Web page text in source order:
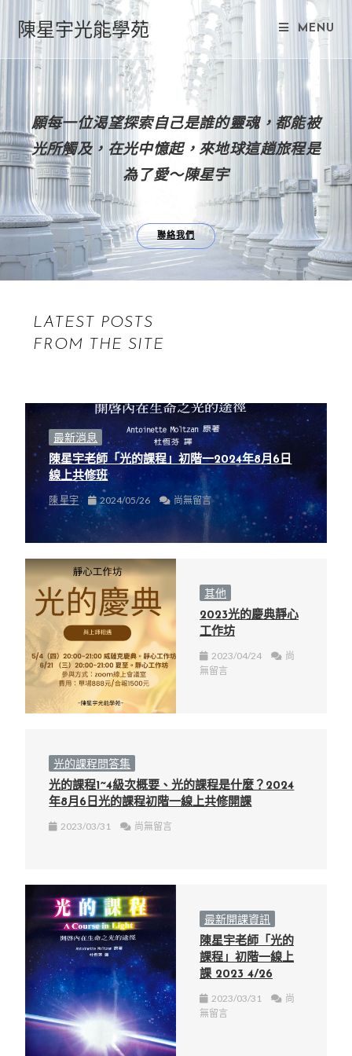
陳星宇光能學苑 MENU
願每一位渴望探索自己是誰的靈魂，都能被
光所觸及，在光中憶起，來地球這趟旅程是
為了愛～陳星宇
聯絡我們
LATEST POSTS
FROM THE SITE
最新消息
陳星宇老師「光的課程」初階一2024年8月6日
線上共修班
陳 星宇
2024/05/26 尚無留言
其他
2023光的慶典靜心
工作坊
2023/04/24
尚
無留言
光的課程問答集
光的課程1~4級次概要、光的課程是什麼？2024
年8月6日光的課程初階一線上共修開課
2023/03/31
尚無留言
最新開課資訊
陳星宇老師「光的
課程」初階一線上
課 2023 4/26
2023/03/31
尚
無留言